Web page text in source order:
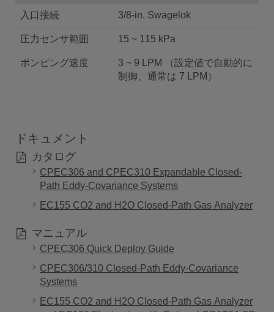
入口接続 3/8-in. Swagelok
圧力センサ範囲 15 ~ 115 kPa
ポンピング速度
3 ~ 9 LPM （設定値で自動的に
制御、通常は 7 LPM）
ドキュメント
カタログ
CPEC306 and CPEC310 Expandable Closed-
Path Eddy-Covariance Systems
EC155 CO2 and H2O Closed-Path Gas Analyzer
マニュアル
CPEC306 Quick Deploy Guide
CPEC306/310 Closed-Path Eddy-Covariance
Systems
EC155 CO2 and H2O Closed-Path Gas Analyzer